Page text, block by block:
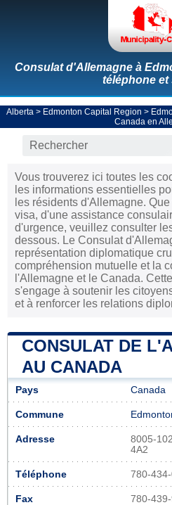
Consulat d'Allemagne à
téléphone et
Alberta > Edmonton Capital Region >
Canada en
Vous trouverez ici toutes les
les informations essentielles
les résidents d'Allemagne.
visa, d'une assistance
d'urgence, veuillez consulter
dessous. Le Consulat
représentation diplomatique
compréhension mutuelle et la
l'Allemagne et le Canada.
s'engage à soutenir les
et à renforcer les relations
CONSULAT DE
AU CANADA
Pays Canada
Commune
Adresse
8005-
4A2
Téléphone 780-
Fax 780-